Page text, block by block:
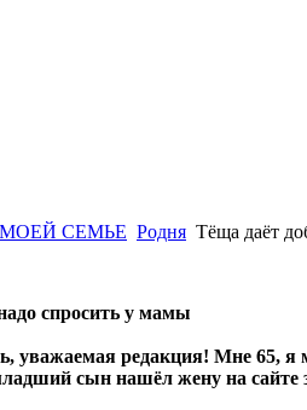
СЕМЬЕ Родня Тёща даёт
спросить у мамы
уважаемая редакция! Мне 65, я
сын нашёл жену на сайте